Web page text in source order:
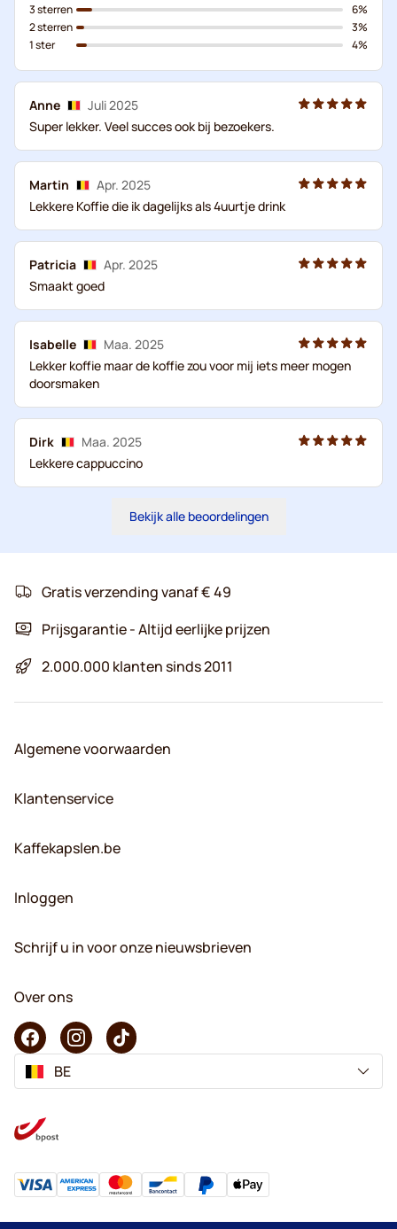
3 sterren
2 sterren
1 ster
6%
3%
4%
Anne
Juli 2025
Super lekker. Veel succes ook bij bezoekers.
Martin
Apr. 2025
Lekkere Koffie die ik dagelijks als 4uurtje drink
Patricia
Apr. 2025
Smaakt goed
Isabelle
Maa. 2025
Lekker koffie maar de koffie zou voor mij iets meer mogen
doorsmaken
Dirk
Maa. 2025
Lekkere cappuccino
Bekijk alle beoordelingen
Gratis verzending vanaf € 49
Prijsgarantie - Altijd eerlijke prijzen
2.000.000 klanten sinds 2011
Algemene voorwaarden
Klantenservice
Kaffekapslen.be
Inloggen
Schrijf u in voor onze nieuwsbrieven
Over ons
BE